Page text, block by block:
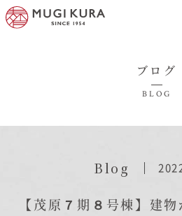
商品紹介
ブログ
BLOG
Blog
【茂原７期８号棟】建